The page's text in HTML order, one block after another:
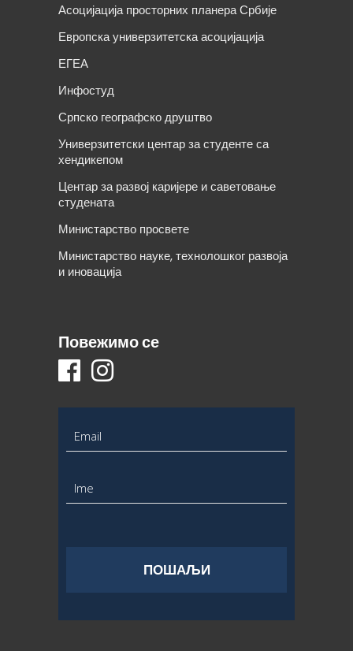
Асоцијација просторних планера Србије
Европска универзитетска асоцијација
ЕГЕА
Инфостуд
Српско географско друштво
Универзитетски центар за студенте са
хендикепом
Центар за развој каријере и саветовање
студената
Министарство просвете
Министарство науке, технолошког развоја
и иновација
Повежимо се